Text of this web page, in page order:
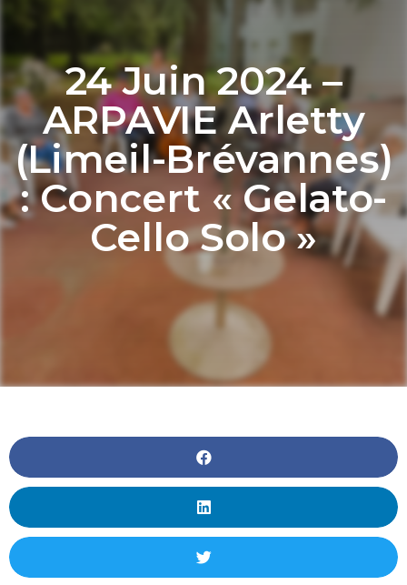
24 Juin 2024 –
ARPAVIE Arletty
(Limeil-Brévannes)
: Concert « Gelato-
Cello Solo »